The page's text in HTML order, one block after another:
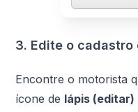
3. Edite o cadastro
Encontre o motorista
ícone de lápis (editar)